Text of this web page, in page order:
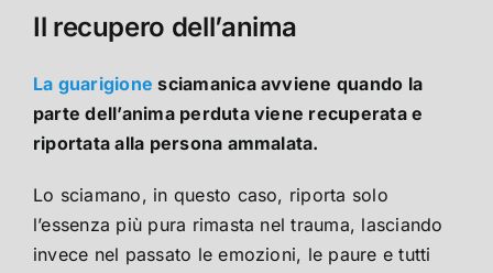
Il recupero dell’anima
La guarigione sciamanica avviene quando la
parte dell’anima perduta viene recuperata e
riportata alla persona ammalata.
Lo sciamano, in questo caso, riporta solo
l’essenza più pura rimasta nel trauma, lasciando
invece nel passato le emozioni, le paure e tutti